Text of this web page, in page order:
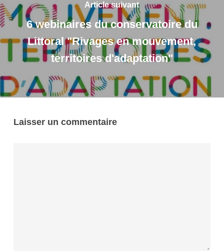
Article suivant
6 webinaires du conservatoire du
Littoral "Rivages en mouvement,
territoires d'adaptation"
Laisser un commentaire